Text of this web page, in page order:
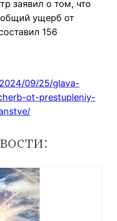
заявил о том, что
общий ущерб от
156
09/25/glava-
ot-prestupleniy-